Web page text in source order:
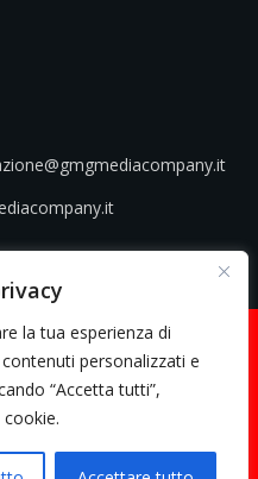
la tua esperienza di
personalizzati e
“Accetta tutti”,
Gianluca | Sede legale: Corso
| REA: AV - 313130 | Domicilio